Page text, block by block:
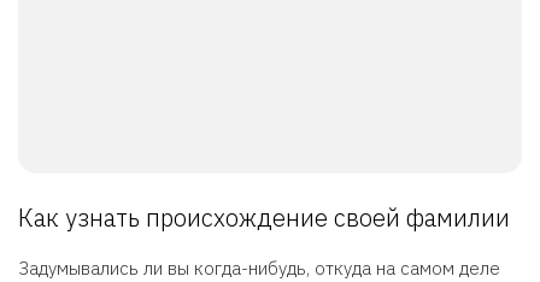
Как узнать происхождение своей фамилии
Задумывались ли вы когда-нибудь, откуда на самом деле